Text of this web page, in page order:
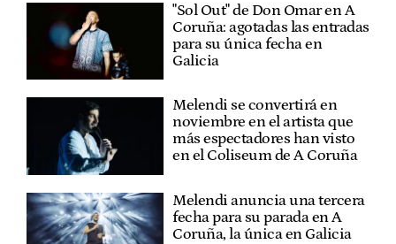
"Sol Out" de Don Omar en A
Coruña: agotadas las entradas
para su única fecha en
Galicia
Melendi se convertirá en
noviembre en el artista que
más espectadores han visto
en el Coliseum de A Coruña
Melendi anuncia una tercera
fecha para su parada en A
Coruña, la única en Galicia